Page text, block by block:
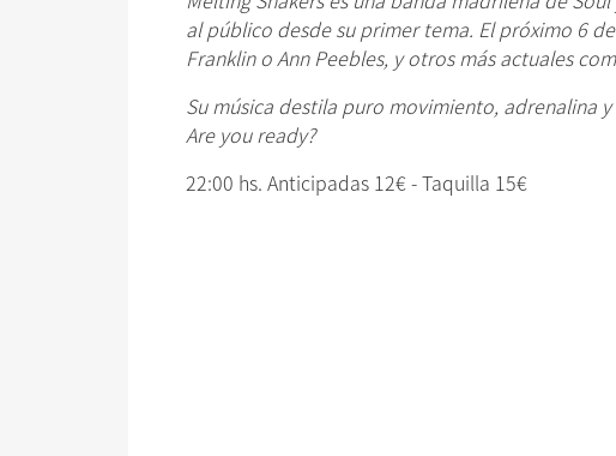
al público desde su primer tema. El próximo 6
Franklin o Ann Peebles, y otros más actuales
Su música destila puro movimiento, adrenalina
Are you ready?
22:00 hs. Anticipadas 12€ - Taquilla 15€